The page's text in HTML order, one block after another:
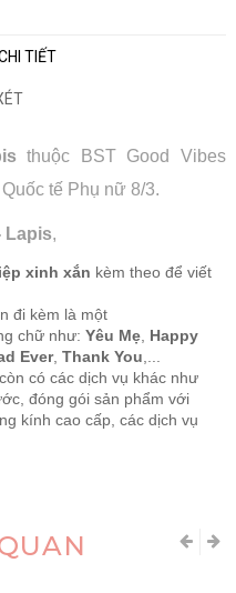
TIẾT
thuộc BST Good Vibes
tế Phụ nữ 8/3.
Lapis,
xinh xắn kèm theo để viết
đi kèm là một
chữ như: Yêu Mẹ Happy
Ever, Thank You
có các dịch vụ khác như
đóng gói sản phẩm với
kính cao cấp, các dịch vụ